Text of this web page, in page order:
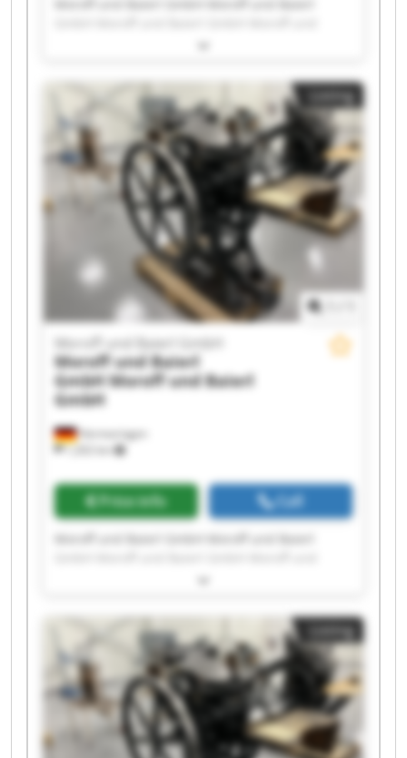
Moroff und Baierl GmbH Moroff und Baierl
Baierl GmbH Moroff und Baierl GmbH Moroff
Moroff und Baierl GmbH Moroff und Baierl
GmbH Moroff und Baierl GmbH Moroff und
Baierl GmbH Moroff und Baierl GmbH Moroff
und Baierl GmbH Moroff und Baierl GmbH
Moroff und Baierl GmbH Moroff und Baierl
GmbH Moroff und Baierl GmbH Moroff und
Baierl GmbH Moroff und Baierl GmbH Moroff
und Baierl GmbH
Listing
Hermaringen
1,202 km
Moroff und Baierl GmbH
Moroff und Baierl
GmbHMoroff und Baierl
GmbH
Price info Call
Moroff und Baierl GmbH Moroff und Baierl
Baierl GmbH Moroff und Baierl GmbH Moroff
Moroff und Baierl GmbH Moroff und Baierl
GmbH Moroff und Baierl GmbH Moroff und
Baierl GmbH Moroff und Baierl GmbH Moroff
und Baierl GmbH Moroff und Baierl GmbH
Moroff und Baierl GmbH Moroff und Baierl
GmbH Moroff und Baierl GmbH Moroff und
Baierl GmbH Moroff und Baierl GmbH Moroff
und Baierl GmbH
Listing